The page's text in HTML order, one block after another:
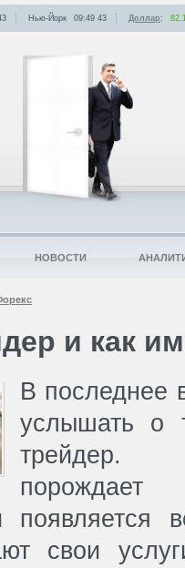
и как
В последнее
услышать о
трейдер.
появляется
свои
Нью-Йорк 09:49 43 Доллар:
НОВОСТИ